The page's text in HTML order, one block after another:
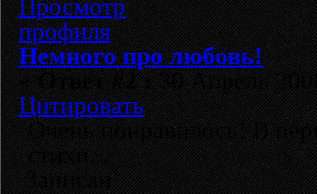
Немного про любовь!
«Ответ #2 :30 Апрель
Цитировать
Очень понравилось! В
стихи...
Записан